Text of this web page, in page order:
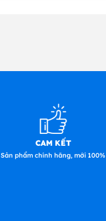
CAM KẾT
Sản phẩm chính hãng, mới 100%